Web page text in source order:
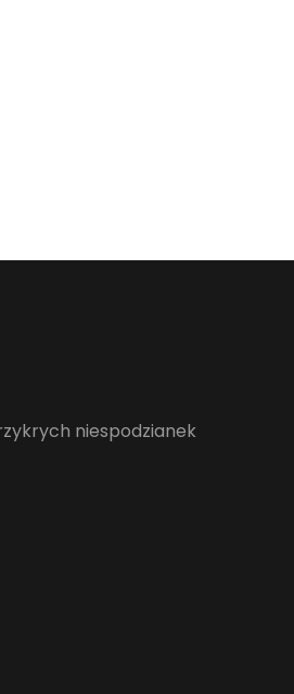
niespodzianek